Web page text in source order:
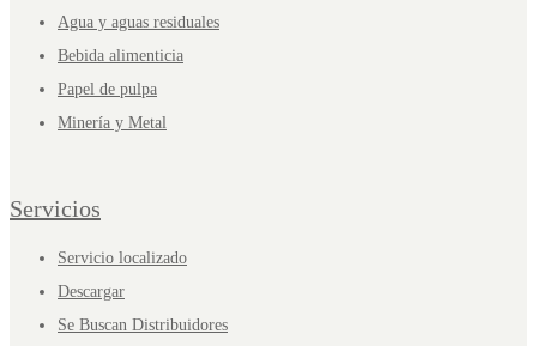
Agua y aguas residuales
Bebida alimenticia
Papel de pulpa
Minería y Metal
Servicios
Servicio localizado
Descargar
Se Buscan Distribuidores